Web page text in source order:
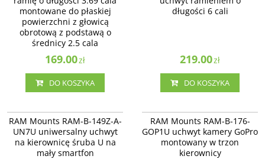
podstawą o średnicy 2.5 cala.
montowane do płaskiej
powierzchni z głowicą
obrotową z podstawą o
średnicy 2.5 cala
169.00zł
DO KOSZYKA
długości 6 cali
219.00zł
DO KOSZYKA
RAM Mounts RAM-B-149Z-A-UN7U
uniwersalny uchwyt na kierownicę
śruba U na mały smartfon
RAM Mounts RAM-B-149Z-A-
UN7U uniwersalny uchwyt
na kierownicę śruba U na
mały smartfon
RAM Mounts RAM-B-176-GOP1U
uchwyt kamery GoPro montowany
w trzon kierownicy
RAM Mounts RAM-B-176-
GOP1U uchwyt kamery GoPro
montowany w trzon
kierownicy